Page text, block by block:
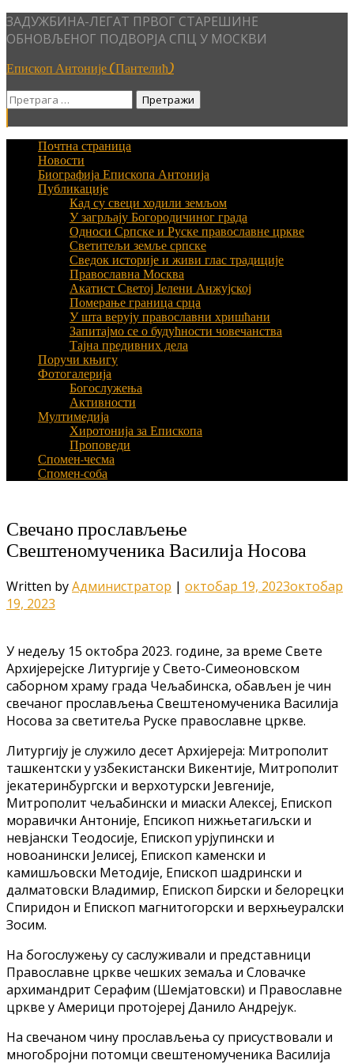
Skip
to
ЗАДУЖБИНА-ЛЕГАТ ПРВОГ СТАРЕШИНЕ
ОБНОВЉЕНОГ ПОДВОРЈА СПЦ У МОСКВИ
Епископ Антоније (Пантелић)
Претрага
Почтна страница
Новости
Биографија Епископа Антонија
Публикације
Кад су свеци ходили земљом
У загрљају Богородичиног града
Односи Српске и Руске православне цркве
Светитељи земље српске
Сведок историје и живи глас традиције
Православна Москва
Акатист Светој Јелени Анжујској
Померање граница срца
У шта верују православни хришћани
Запитајмо се о будућности човечанства
Тајна предивних дела
Поручи књигу
Фотогалерија
Богослужења
Активности
Мултимедија
Хиротонија за Епископа
Проповеди
Спомен-чесма
Спомен-соба
Свечано прослављење
Свештеномученика Василија Носова
Written byАдминистратор | октобар 19, 2023октобар
19, 2023
У недељу 15 октобра 2023. године, за време Свете
Архијерејске Литургије у Свето-Симеоновском
саборном храму града Чељабинска, обављен је чин
свечаног прослављења Свештеномученика Василија
Носова за светитеља Руске православне цркве.
Литургију је служило десет Архијереја: Митрополит
ташкентски у узбекистански Викентије, Митрополит
јекатеринбургски и верхотурски Јевгеније,
Митрополит чељабински и миаски Алексеј, Епископ
моравички Антоније, Епсикоп нижњетагиљски и
невјански Теодосије, Епископ урјупински и
новоанински Јелисеј, Епископ каменски и
камишљовски Методије, Епископ шадрински и
далматовски Владимир, Епископ бирски и белорецки
Спиридон и Епископ магнитогорски и верхњеуралски
Зосим.
На богослужењу су саслуживали и представници
Православне цркве чешких земаља и Словачке
архимандрит Серафим (Шемјатовски) и Православне
цркве у Америци протојереј Данило Андрејук.
На свечаном чину прослављења су присуствовали и
многобројни потомци свештеномученика Василија